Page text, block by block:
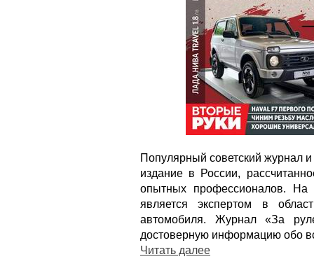
Популярный советский журнал
издание в России,
опытных профессионалов. На
является экспертом в
автомобиля. Журнал «За
достоверную информацию обо
Читать далее